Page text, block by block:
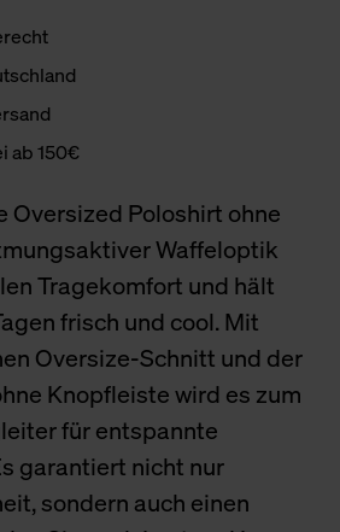
ab 150€
Oversized Poloshirt ohne
Waffeloptik
Tragekomfort und hält
frisch und cool. Mit
Oversize-Schnitt und der
Knopfleiste wird es zum
für entspannte
garantiert nicht nur
sondern auch einen